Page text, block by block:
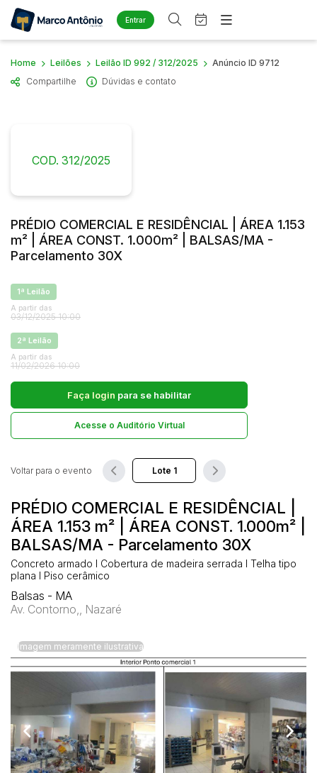
Entrar
Criar conta Entrar
Site
Busca por categoria
Combustível
Imóveis
Apartamento
Apartamentos
Casa
Hotel
Imovel
Lote/Trreno
Ponto Comercial
Prédio Comercial
Rural
Terreno
Vaga de Garagem
Veículos
Caminhão
Caminhões
Carro
Reboque
Busca por palavra-chave
Bairro Comitente
Faixa de valor
R$
Home
Home Leilões Leilão ID 992 / 312/2025
Anúncio ID 9712
Compartilhe
Dúvidas e contato
COD. 312/2025
PRÉDIO COMERCIAL E RESIDÊNCIAL | ÁREA 1.153
m² | ÁREA CONST. 1.000m² | BALSAS/MA -
Parcelamento 30X
1ª Leilão
A partir das
03/12/2025 10:00
2ª Leilão
A partir das
11/02/2026 10:00
Faça login para se habilitar
Acesse o Auditório Virtual
PRÉDIO COMERCIAL E RESIDÊNCIAL |
ÁREA 1.153 m² | ÁREA CONST. 1.000m² |
BALSAS/MA - Parcelamento 30X
Concreto armado I Cobertura de madeira serrada I Telha tipo
plana I Piso cerâmico
Balsas - MA
Av. Contorno,, Nazaré
Voltar para o evento
Imagem meramente ilustrativa